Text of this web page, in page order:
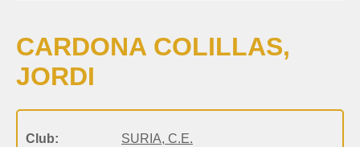
CARDONA COLILLAS,
JORDI
Club:
SURIA, C.E.